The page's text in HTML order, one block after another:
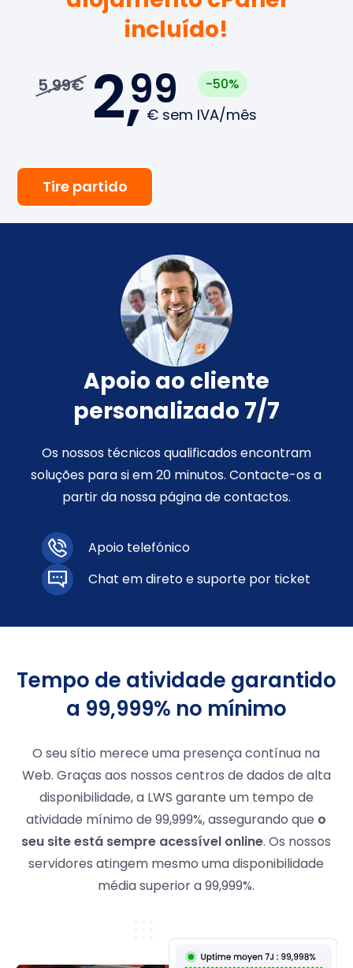
incluído!
5,99€ 2,99
€ sem IVA/mês
-50%
Tire partido
Apoio ao cliente
personalizado 7/7
Os nossos técnicos qualificados encontram
soluções para si em 20 minutos. Contacte-os a
partir da nossa página de contactos.
Apoio telefónico
Chat em direto e suporte por ticket
Tempo de atividade garantido
a 99,999% no mínimo
O seu sítio merece uma presença contínua na
Web. Graças aos nossos centros de dados de alta
disponibilidade, a LWS garante um tempo de
atividade mínimo de 99,999%, assegurando que o
seu site está sempre acessível online. Os nossos
servidores atingem mesmo uma disponibilidade
média superior a 99,999%.